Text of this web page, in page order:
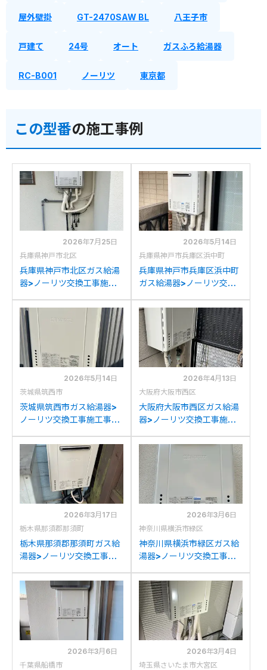
屋外壁掛 GT-2470SAW BL 八王子市
戸建て 24号 オート ガスふろ給湯器
RC-B001 ノーリツ 東京都
この型番の施工事例
2026年7月25日
兵庫県神戸市北区
兵庫県神戸市北区ガス給湯
器>ノーリツ交換工事施工
C040&GT-2450SWXか
らノーリツGT-2470SAW
BLへの交換
2026年5月14日
兵庫県神戸市兵庫区浜中町
兵庫県神戸市兵庫区浜中町
ガス給湯器>ノーリツ交換
GT-2450SAWXからノー
リツGT-2470SAW BLへ
の交換
2026年5月14日
茨城県筑西市
茨城県筑西市ガス給湯器>
ノーリツ交換工事施工事
2428SAWXからノーリツ
GT-2470SAW BLへの交
換
2026年4月13日
大阪府大阪市西区
大阪府大阪市西区ガス給湯
器>ノーリツ交換工事施工
2422SAWXからノーリツ
GT-2470SAW BLへの交
換
2026年3月17日
栃木県那須郡那須町
栃木県那須郡那須町ガス給
湯器>ノーリツ交換工事施
2450WKXからノーリツ
GT-2470SAW BLへの交
換
2026年3月6日
神奈川県横浜市緑区
神奈川県横浜市緑区ガス給
湯器>ノーリツ交換工事施
2450SAWXからノーリツ
GT-2470SAW BLへの交
換
2026年3月6日
千葉県船橋市
2026年3月4日
埼玉県さいたま市大宮区